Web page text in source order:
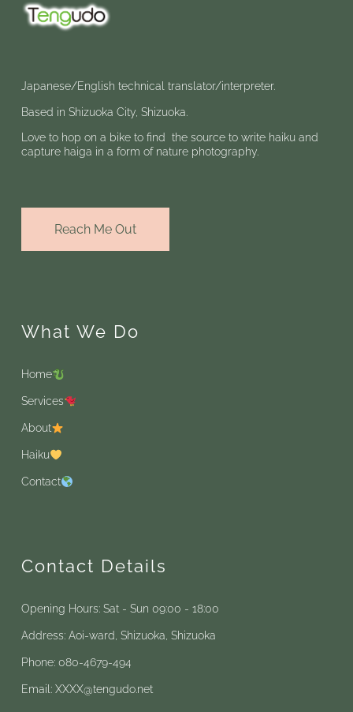
Japanese/English technical translator/interpreter.
Based in Shizuoka City, Shizuoka.
Love to hop on a bike to find the source to write haiku and
capture haiga in a form of nature photography.
Reach Me Out
What We Do
Home
Services
About
Haiku
Contact
Contact Details
Opening Hours: Sat - Sun 09:00 - 18:00
Address: Aoi-ward, Shizuoka, Shizuoka
Phone: 080-4679-494
Email: XXXX@tengudo.net